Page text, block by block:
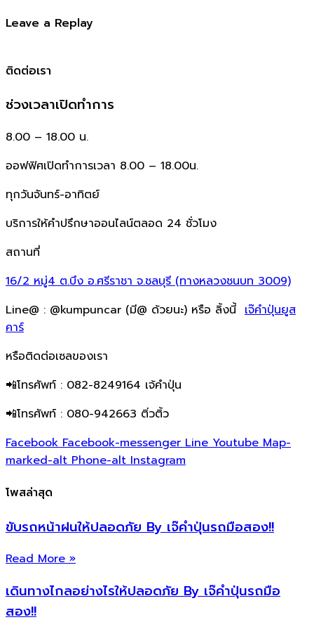
Leave a Replay
ติดต่อเรา
ช่วงเวลาเปิดทำการ
8.00 – 18.00 น.
ออฟฟิศเปิดทำการเวลา 8.00 – 18.00น.
ทุกวันจันทร์-อาทิตย์
บริการให้คำปรึกษาออนไลน์ตลอด 24 ชั่วโมง
สถานที่
16/2 หมู่4 ต.บึง อ.ศรีราชา จ.ชลบุรี (ทางหลวงชนบท 3009)
Line@ : @kumpuncar (มี@ ด้วยนะ) หรือ ลิ้งนี้ เจ๊คำปุ่นยูส
คาร์
หรือติดต่อเซลของเรา
📲โทรศัพท์ : 082-8249164 เจ้คำปุ่น
📲โทรศัพท์ : 080-942663 ติ่วติ้ว
Facebook Facebook-messenger Line Youtube Map-
marked-alt Phone-alt Instagram
โพสล่าสุด
ขับรถหน้าฝนให้ปลอดภัย By เจ๊คำปุ่นรถมือสอง!!
Read More »
เดินทางไกลอย่างไรให้ปลอดภัย By เจ๊คำปุ่นรถมือ
สอง!!